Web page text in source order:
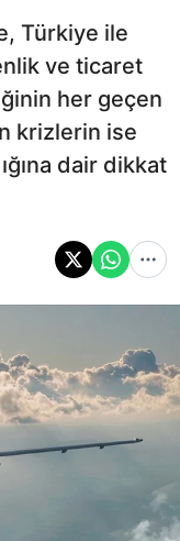
Türkiye ile
ve ticaret
her geçen
krizlerin ise
dair dikkat